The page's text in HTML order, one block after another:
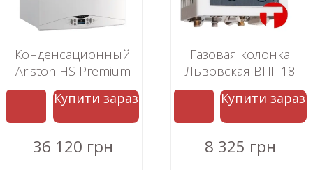
Конденсационный
Ariston HS Premium
24 EU2
Купити зараз
36 120 грн
Газовая колонка
Львовская ВПГ 18
Купити зараз
8 325 грн